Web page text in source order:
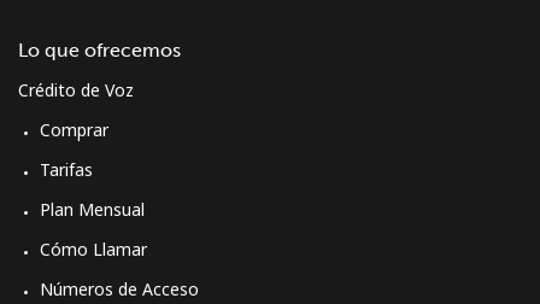
Lo que ofrecemos
Crédito de Voz
Comprar
Tarifas
Plan Mensual
Cómo Llamar
Números de Acceso